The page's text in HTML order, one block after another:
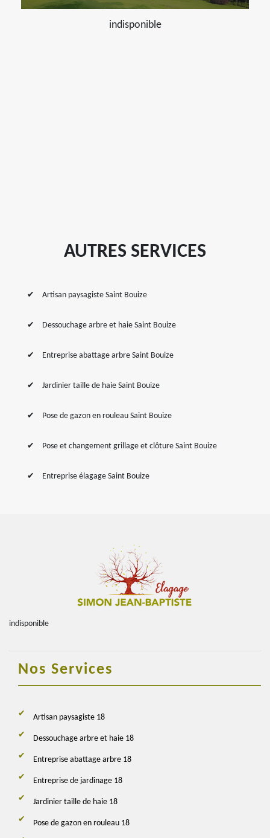
indisponible
AUTRES SERVICES
Artisan paysagiste Saint Bouize
Dessouchage arbre et haie Saint Bouize
Entreprise abattage arbre Saint Bouize
Jardinier taille de haie Saint Bouize
Pose de gazon en rouleau Saint Bouize
Pose et changement grillage et clôture Saint Bouize
Entreprise élagage Saint Bouize
indisponible
Nos Services
Artisan paysagiste 18
Dessouchage arbre et haie 18
Entreprise abattage arbre 18
Entreprise de jardinage 18
Jardinier taille de haie 18
Pose de gazon en rouleau 18